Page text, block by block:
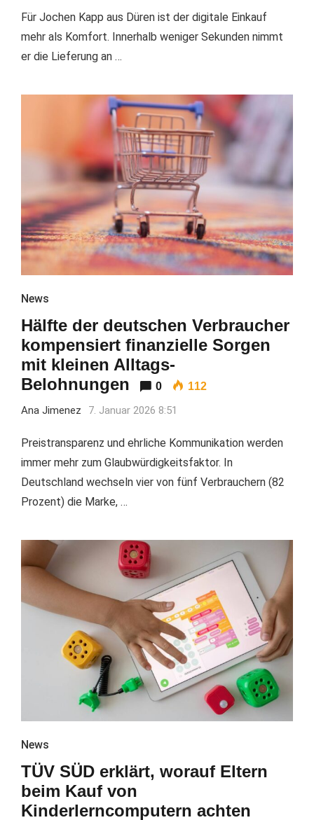
Für Jochen Kapp aus Düren ist der digitale Einkauf
mehr als Komfort. Innerhalb weniger Sekunden nimmt
er die Lieferung an …
News
Hälfte der deutschen Verbraucher
kompensiert finanzielle Sorgen
mit kleinen Alltags-
Belohnungen
0 112
Ana Jimenez 7. Januar 2026 8:51
Preistransparenz und ehrliche Kommunikation werden
immer mehr zum Glaubwürdigkeitsfaktor. In
Deutschland wechseln vier von fünf Verbrauchern (82
Prozent) die Marke, …
News
TÜV SÜD erklärt, worauf Eltern
beim Kauf von
Kinderlerncomputern achten